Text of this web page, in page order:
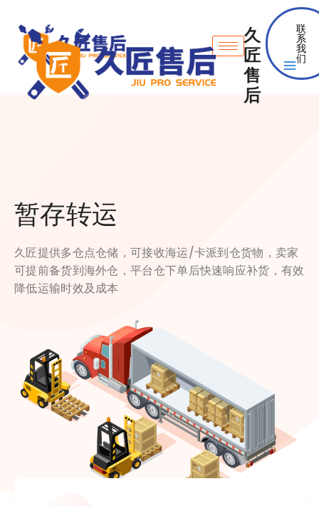
久
匠
售
后
联
系
我
们
暂存转运
久匠提供多仓点仓储，可接收海运/卡派到仓货物，卖家
可提前备货到海外仓，平台仓下单后快速响应补货，有效
降低运输时效及成本